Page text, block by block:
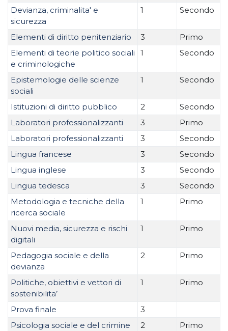
Devianza, criminalita' e
sicurezza
1 Secondo
Elementi di diritto penitenziario 3
Primo
Elementi di teorie politico sociali
e criminologiche
1 Secondo
Epistemologie delle scienze
sociali
1 Secondo
Istituzioni di diritto pubblico 2
Secondo
Laboratori professionalizzanti
3
Primo
Laboratori professionalizzanti
3
Secondo
Lingua francese
3
Secondo
Lingua inglese
3
Secondo
Lingua tedesca
3
Secondo
Metodologia e tecniche della
ricerca sociale
1 Primo
Nuovi media, sicurezza e rischi
digitali
1 Primo
Pedagogia sociale e della
devianza
2 Primo
Politiche, obiettivi e vettori di
sostenibilita’
1 Primo
Prova finale
3
Psicologia sociale e del crimine
2
Primo